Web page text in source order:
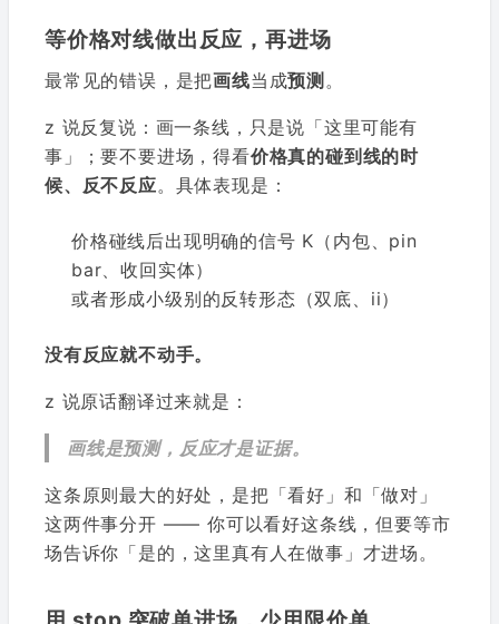
等价格对线做出反应，再进场
最常见的错误，是把画线当成预测 。
z 说反复说：画一条线，只是说「这里可能有
事」；要不要进场，得看价格真的碰到线的时
候、反不反应。具体表现是：
价格碰线后出现明确的信号 K（内包、pin
bar、收回实体）
或者形成小级别的反转形态（双底、ii）
没有反应就不动手。
z 说原话翻译过来就是：
画线是预测，反应才是证据。
这条原则最大的好处，是把「看好」和「做对」
这两件事分开 —— 你可以看好这条线，但要等市
场告诉你「是的，这里真有人在做事」才进场。